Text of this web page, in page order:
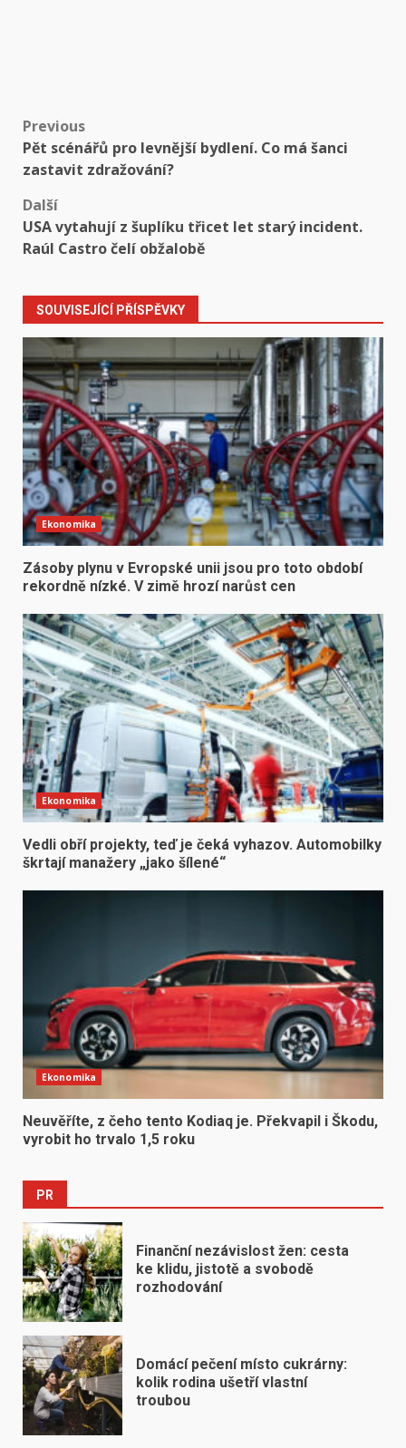
Post
navigation
Previous
Pět scénářů pro levnější bydlení. Co má šanci
zastavit zdražování?
Další
USA vytahují z šuplíku třicet let starý incident.
Raúl Castro čelí obžalobě
SOUVISEJÍCÍ PŘÍSPĚVKY
Ekonomika
Zásoby plynu v Evropské unii jsou pro toto období
rekordně nízké. V zimě hrozí narůst cen
Ekonomika
Vedli obří projekty, teď je čeká vyhazov. Automobilky
škrtají manažery „jako šílené“
Ekonomika
Neuvěříte, z čeho tento Kodiaq je. Překvapil i Škodu,
vyrobit ho trvalo 1,5 roku
PR
Finanční nezávislost žen: cesta
ke klidu, jistotě a svobodě
rozhodování
Domácí pečení místo cukrárny:
kolik rodina ušetří vlastní
troubou